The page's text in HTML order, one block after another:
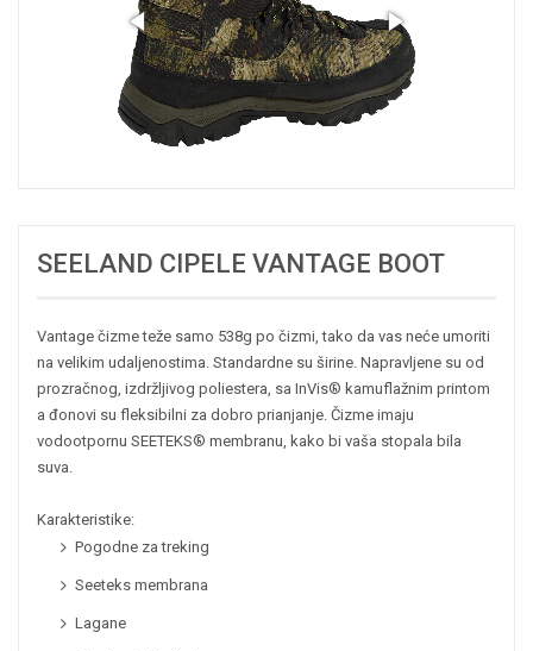
SEELAND CIPELE VANTAGE BOOT
Vantage čizme teže samo 538g po čizmi, tako da vas neće umoriti
na velikim udaljenostima. Standardne su širine. Napravljene su od
prozračnog, izdržljivog poliestera, sa InVis® kamuflažnim printom
a đonovi su fleksibilni za dobro prianjanje. Čizme imaju
vodootpornu SEETEKS® membranu, kako bi vaša stopala bila
suva.
Karakteristike:
Pogodne za treking
Seeteks membrana
Lagane